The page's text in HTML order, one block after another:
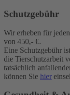
Schutzgebühr
Wir erheben für
von 450,- €.
Eine Schutzgebühr
die Tierschutzarbeit
tatsächlich
können Sie hier